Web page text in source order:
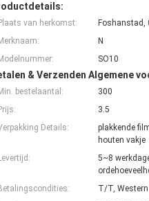
van herkomst:
Foshanstad,
N
SO10
& Verzenden Algemene
bestelaantal:
300
3.5
Details:
plakkende
houten vakje
5~8
T/T,